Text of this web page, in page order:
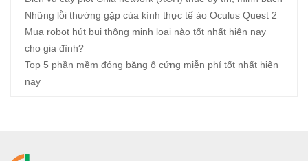
Những lỗi thường gặp của kính thực tế ảo Oculus Quest 2
Mua robot hút bụi thông minh loại nào tốt nhất hiện nay
cho gia đình?
Top 5 phần mềm đóng băng ổ cứng miễn phí tốt nhất hiện
nay